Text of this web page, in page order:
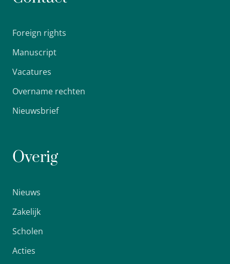
Foreign rights
Manuscript
Vacatures
Overname rechten
Nieuwsbrief
Overig
Nieuws
Zakelijk
Scholen
Acties